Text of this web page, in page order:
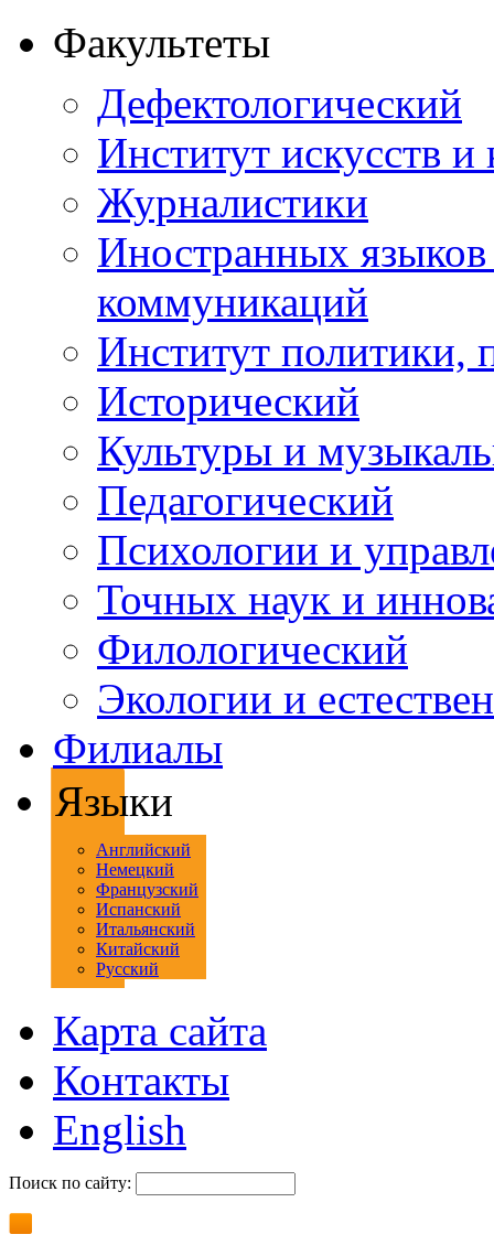
Факультеты
Дефектологический
Институт искусств
Журналистики
Иностранных
коммуникаций
Институт политики,
Исторический
Культуры и
Педагогический
Психологии и
Точных наук и
Филологический
Экологии и
Филиалы
Языки
Английский
Немецкий
Французский
Испанский
Итальянский
Китайский
Русский
Карта сайта
Контакты
English
Поиск по сайту: